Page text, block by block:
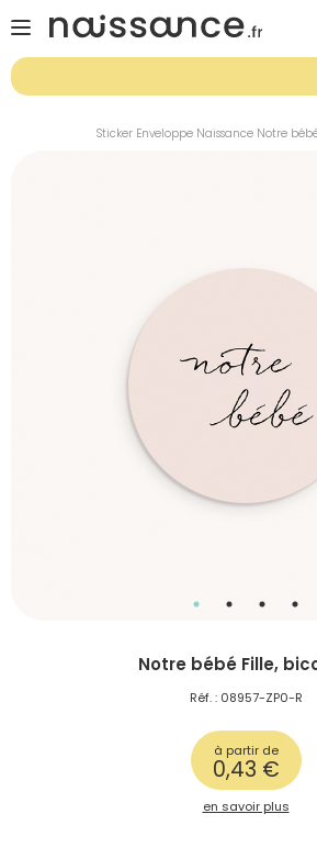
Sticker Enveloppe Naissance Notre
Notre bébé Fille,
Réf. : 08957-ZP0-R
à partir de
0,43 €
en savoir plus